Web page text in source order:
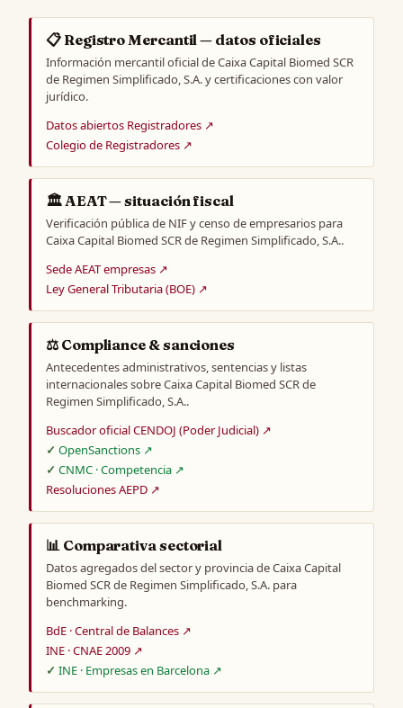
📋 Registro Mercantil — datos oficiales
Información mercantil oficial de Caixa Capital Biomed SCR
de Regimen Simplificado, S.A. y certificaciones con valor
jurídico.
Datos abiertos Registradores ↗
Colegio de Registradores ↗
🏛️ AEAT — situación fiscal
Verificación pública de NIF y censo de empresarios para
Caixa Capital Biomed SCR de Regimen Simplificado, S.A..
Sede AEAT empresas ↗
Ley General Tributaria (BOE) ↗
⚖️ Compliance & sanciones
Antecedentes administrativos, sentencias y listas
internacionales sobre Caixa Capital Biomed SCR de
Regimen Simplificado, S.A..
Buscador oficial CENDOJ (Poder Judicial) ↗
OpenSanctions ↗
CNMC · Competencia ↗
Resoluciones AEPD ↗
📊 Comparativa sectorial
Datos agregados del sector y provincia de Caixa Capital
Biomed SCR de Regimen Simplificado, S.A. para
benchmarking.
BdE · Central de Balances ↗
INE · CNAE 2009 ↗
INE · Empresas en Barcelona ↗